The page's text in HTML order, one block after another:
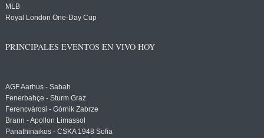
MLB
Royal London One-Day Cup
PRINCIPALES EVENTOS EN VIVO HOY
AGF Aarhus - Sabah
Fenerbahçe - Sturm Graz
Ferencvárosi - Górnik Zabrze
Brann - Apollon Limassol
Panathinaikos - CSKA 1948 Sofia